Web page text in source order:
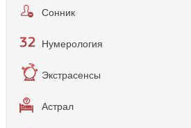
Сонник
Нумерология
Экстрасенсы
Астрал